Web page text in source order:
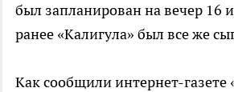
был запланирован на вечер
ранее «Калигула» был все же
Как сообщили интернет-газете